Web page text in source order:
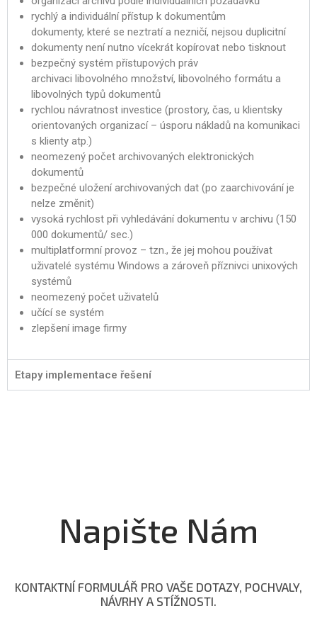
rychlý a individuální přístup k dokumentům
dokumenty, které se neztratí a nezničí, nejsou duplicitní
dokumenty není nutno vícekrát kopírovat nebo tisknout
bezpečný systém přístupových práv
archivaci libovolného množství, libovolného formátu a
libovolných typů dokumentů
rychlou návratnost investice (prostory, čas, u klientsky
orientovaných organizací – úsporu nákladů na komunikaci
s klienty atp.)
neomezený počet archivovaných elektronických
dokumentů
bezpečné uložení archivovaných dat (po zaarchivování je
nelze změnit)
vysoká rychlost při vyhledávání dokumentu v archivu (150
000 dokumentů/ sec.)
multiplatformní provoz – tzn., že jej mohou používat
uživatelé systému Windows a zároveň příznivci unixových
systémů
neomezený počet uživatelů
učící se systém
zlepšení image firmy
Etapy implementace řešení
Napište Nám
KONTAKTNÍ FORMULÁŘ PRO VAŠE DOTAZY, POCHVALY,
NÁVRHY A STÍŽNOSTI.